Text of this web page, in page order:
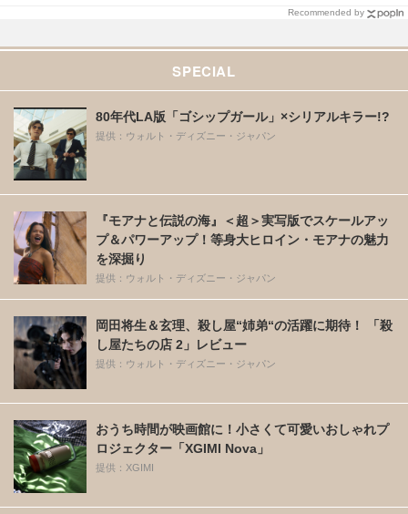
Recommended by
SPECIAL
80年代LA版「ゴシップガール」×シリアルキラー!?
提供：ウォルト・ディズニー・ジャパン
『モアナと伝説の海』＜超＞実写版でスケールアッ
プ＆パワーアップ！等身大ヒロイン・モアナの魅力
を深掘り
提供：ウォルト・ディズニー・ジャパン
岡田将生＆玄理、殺し屋“姉弟“の活躍に期待！ 「殺
し屋たちの店 2」レビュー
提供：ウォルト・ディズニー・ジャパン
おうち時間が映画館に！小さくて可愛いおしゃれプ
ロジェクター「XGIMI Nova」
提供：XGIMI